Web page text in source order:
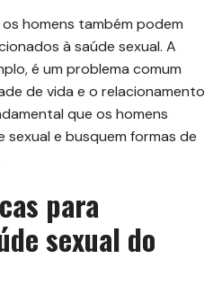
homens também podem
à saúde sexual. A
é um problema comum
de vida e o relacionamento
que os homens
sexual e busquem formas de
para
sexual do